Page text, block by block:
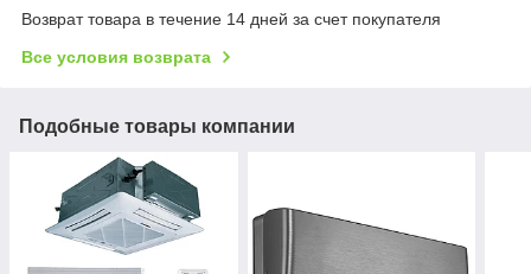
Возврат товара в течение 14 дней за счет покупателя
Все условия возврата
Подобные товары компании